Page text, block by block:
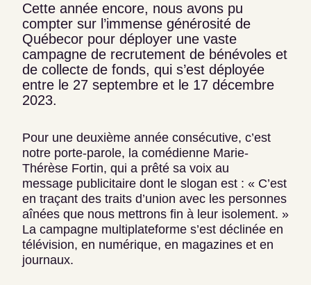
Cette année encore, nous avons pu
compter sur l’immense générosité de
Québecor pour déployer une vaste
campagne de recrutement de bénévoles et
de collecte de fonds, qui s’est déployée
entre le 27 septembre et le 17 décembre
2023.
Pour une deuxième année consécutive, c’est
notre porte-parole, la comédienne Marie-
Thérèse Fortin, qui a prêté sa voix au
message publicitaire dont le slogan est : « C’est
en traçant des traits d’union avec les personnes
aînées que nous mettrons fin à leur isolement. »
La campagne multiplateforme s’est déclinée en
télévision, en numérique, en magazines et en
journaux.